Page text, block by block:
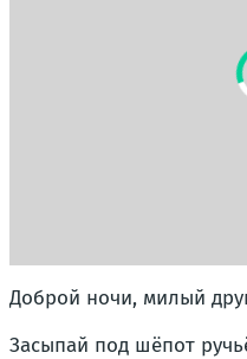
Доброй ночи, милый
Засыпай под шёпот